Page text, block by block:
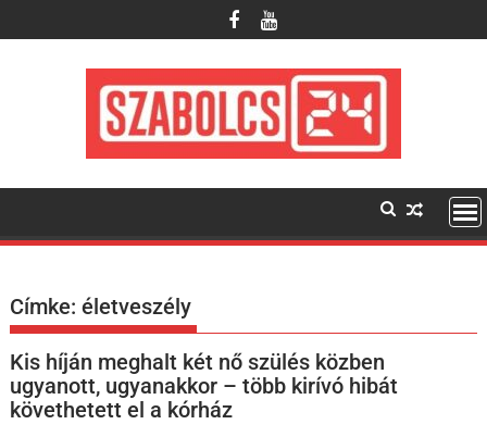
to
Címke:életveszély
Kis híján meghalt két nő szülés közben
ugyanott, ugyanakkor – több kirívó hibát
követhetett el a kórház